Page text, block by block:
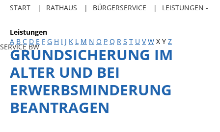
Freibadkarten
Social Media
Parkraumkonzept
Ladeinfrastruktur
Einrichtungen
Kindertageseinrichtungen
START RATHAUS BÜRGERSERVICE LEISTUNGEN -
SERVICE BW
Leistungen
A B C D E F G H I J K L M N O P Q R S T U V W X Y Z
GRUNDSICHERUNG IM
ALTER UND BEI
ERWERBSMINDERUNG
BEANTRAGEN